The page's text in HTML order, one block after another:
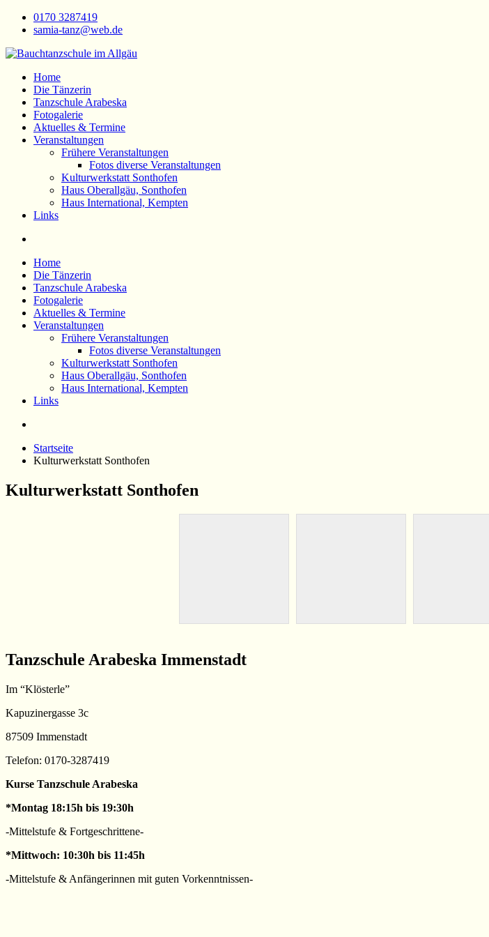
Zum
Inhalt
0170 3287419
samia-tanz@web.de
Bauchtanzschule im Allgäu
Orientalischer Tanz
Home
Die Tänzerin
Tanzschule Arabeska
Fotogalerie
Aktuelles & Termine
Veranstaltungen
Frühere Veranstaltungen
Fotos diverse Veranstaltungen
Kulturwerkstatt Sonthofen
Haus Oberallgäu, Sonthofen
Haus International, Kempten
Links
Home
Die Tänzerin
Tanzschule Arabeska
Fotogalerie
Aktuelles & Termine
Veranstaltungen
Frühere Veranstaltungen
Fotos diverse Veranstaltungen
Kulturwerkstatt Sonthofen
Haus Oberallgäu, Sonthofen
Haus International, Kempten
Links
Startseite
Kulturwerkstatt Sonthofen
Kulturwerkstatt Sonthofen
Tanzschule Arabeska Immenstadt
Im “Klösterle”
Kapuzinergasse 3c
87509 Immenstadt
Telefon: 0170-3287419
Kurse Tanzschule Arabeska
*Montag 18:15h bis 19:30h
-Mittelstufe & Fortgeschrittene-
*Mittwoch: 10:30h bis 11:45h
-Mittelstufe & Anfängerinnen mit guten Vorkenntnissen-